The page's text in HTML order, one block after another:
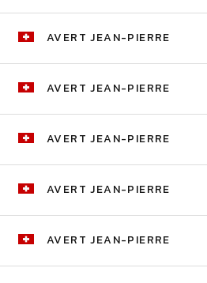
AVERT JEAN-PIERRE
AVERT JEAN-PIERRE
AVERT JEAN-PIERRE
AVERT JEAN-PIERRE
AVERT JEAN-PIERRE